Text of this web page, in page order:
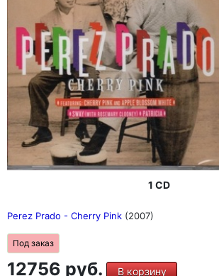
1 CD
Perez Prado - Cherry Pink (2007)
Под заказ
12756 руб. В корзину